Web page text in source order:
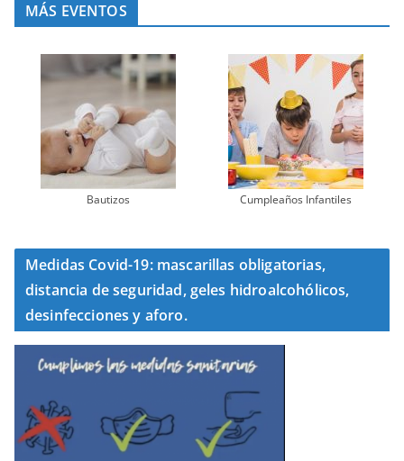
MÁS EVENTOS
Bautizos Cumpleaños Infantiles
Medidas Covid-19: mascarillas obligatorias,
distancia de seguridad, geles hidroalcohólicos,
desinfecciones y aforo.